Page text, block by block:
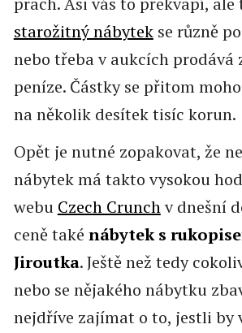
starožitný nábytekse různě
nebo třeba v aukcích prodává
peníze. Částky se přitom
na několik desítek tisíc korun.
Opět je nutné zopakovat, že
nábytek má takto vysokou
webu Czech Crunchv dnešní
ceně také nábytek s
Jiroutka. Ještě než tedy
nebo se nějakého nábytku
nejdříve zajímat o to, jestli by